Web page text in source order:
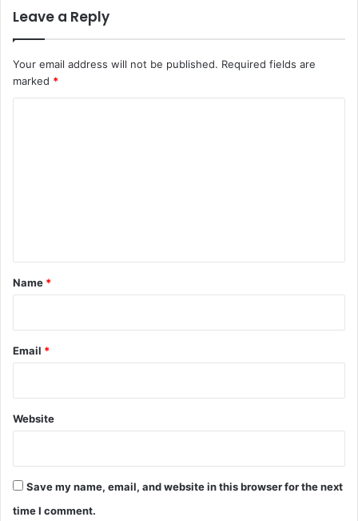
Leave a Reply
Your email address will not be published. Required fields are
marked *
*
Name *
Email *
Website
Save my name, email, and website in this browser for the next
time I comment.